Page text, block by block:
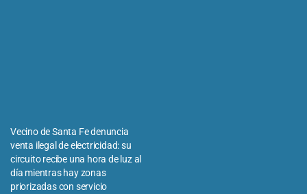
Vecino de Santa Fe denuncia
venta ilegal de electricidad: su
circuito recibe una hora de luz al
día mientras hay zonas
priorizadas con servicio